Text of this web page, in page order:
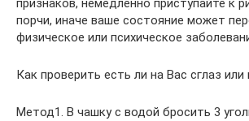
признаков, немедленно приступайте к
порчи, иначе ваше состояние может
физическое или психическое
Как проверить есть ли на Вас сглаз или
Метод1. В чашку с водой бросить 3